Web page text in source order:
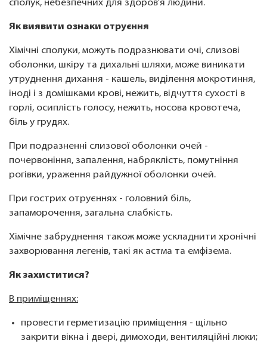
сполук, небезпечних для здоров’я людини.
Як виявити ознаки отруєння
Хімічні сполуки, можуть подразнювати очі, слизові
оболонки, шкіру та дихальні шляхи, може виникати
утруднення дихання - кашель, виділення мокротиння,
іноді і з домішками крові, нежить, відчуття сухості в
горлі, осиплість голосу, нежить, носова кровотеча,
біль у грудях.
При подразненні слизової оболонки очей -
почервоніння, запалення, набряклість, помутніння
рогівки, ураження райдужної оболонки очей.
При гострих отруєннях - головний біль,
запаморочення, загальна слабкість.
Хімічне забруднення також може ускладнити хронічні
захворювання легенів, такі як астма та емфізема.
Як захиститися?
В приміщеннях:
провести герметизацію приміщення - щільно
закрити вікна і двері, димоходи, вентиляційні люки;